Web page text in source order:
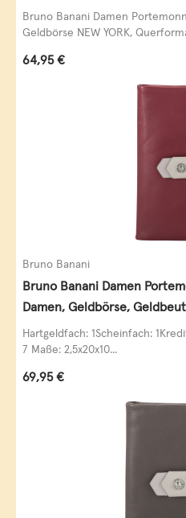
schwarz
Bruno Banani Damen
Geldbörse NEW YORK,
Regulärer Preis:
64,95 €
Bruno Banani
Bruno Banani Damen
Damen, Geldbörse,
Leder
Hartgeldfach: 1Scheinfach:
7 Maße: 2,5x20x10...
Regulärer Preis:
69,95 €